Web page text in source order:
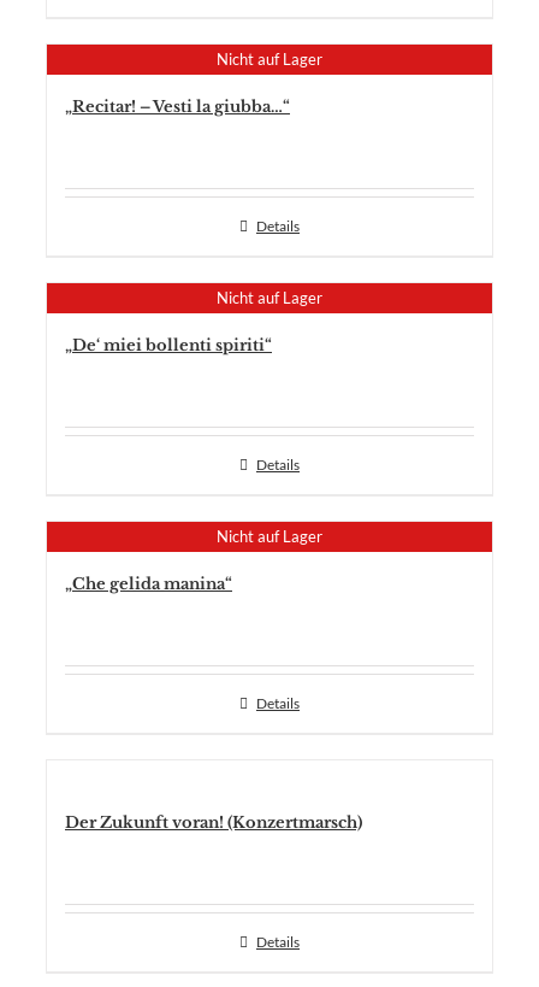
Nicht auf Lager
„Recitar! – Vesti la giubba…“
Details
Nicht auf Lager
„De‘ miei bollenti spiriti“
Details
Nicht auf Lager
„Che gelida manina“
Details
Der Zukunft voran! (Konzertmarsch)
Details